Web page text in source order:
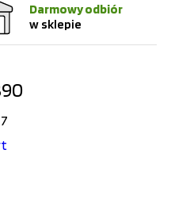
Darmowy odbiór
w sklepie